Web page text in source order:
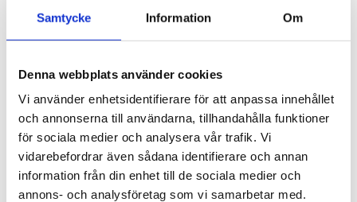
Samtycke Information Om
Denna webbplats använder cookies
Vi använder enhetsidentifierare för att anpassa innehållet
och annonserna till användarna, tillhandahålla funktioner
för sociala medier och analysera vår trafik. Vi
vidarebefordrar även sådana identifierare och annan
information från din enhet till de sociala medier och
annons- och analysföretag som vi samarbetar med.
5 380,00KR